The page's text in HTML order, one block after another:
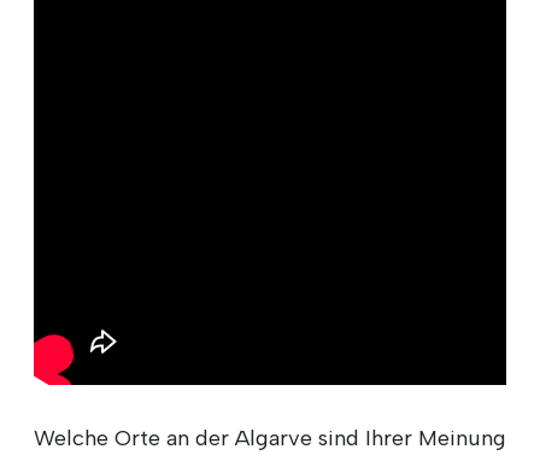
Welche Orte an der Algarve sind Ihrer Meinung